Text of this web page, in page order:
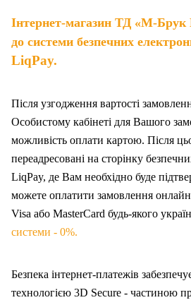
Інтернет-магазин ТД «М-Брук
до системи безпечних
LiqPay.
Після узгодження вартості
Особистому кабінеті для Вашого
можливість оплати картою. Після
переадресовані на сторінку
LiqPay, де Вам необхідно буде
можете оплатити замовлення
Visa або MasterCard будь-якого
системи - 0%.
Безпека інтернет-платежів
технологією 3D Secure - частиною